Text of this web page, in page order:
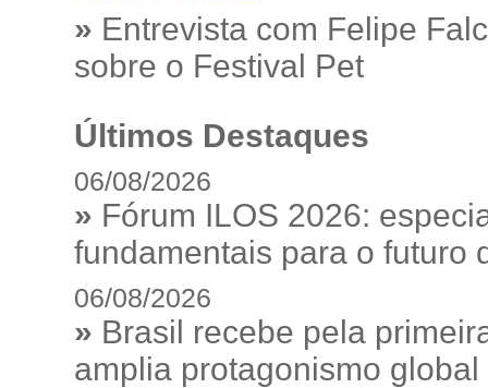
» Entrevista com Felipe
sobre o Festival Pet
Últimos Destaques
06/08/2026
» Fórum ILOS 2026:
fundamentais para o futuro
06/08/2026
» Brasil recebe pela
amplia protagonismo